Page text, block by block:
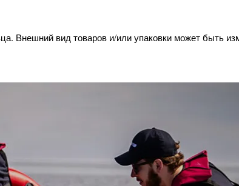
Внешний вид товаров и/или упаковки может быть